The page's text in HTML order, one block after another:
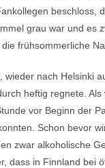
beschloss,
grau war und es
frühsommerliche
wieder nach Helsinki
heftig regnete.
vor Beginn der
Schon bevor
zwar alkoholische
dass in Finnland bei